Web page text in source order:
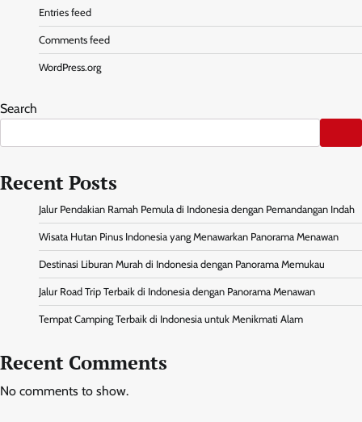
Entries feed
Comments feed
WordPress.org
Search
Recent Posts
Jalur Pendakian Ramah Pemula di Indonesia dengan Pemandangan Indah
Wisata Hutan Pinus Indonesia yang Menawarkan Panorama Menawan
Destinasi Liburan Murah di Indonesia dengan Panorama Memukau
Jalur Road Trip Terbaik di Indonesia dengan Panorama Menawan
Tempat Camping Terbaik di Indonesia untuk Menikmati Alam
Recent Comments
No comments to show.